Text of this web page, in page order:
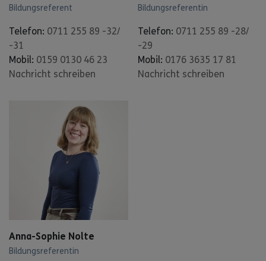
Bildungsreferent
Telefon: 0711 255 89 -32/
-31
Mobil: 0159 0130 46 23
Nachricht schreiben
Bildungsreferentin
Telefon: 0711 255 89 -28/
-29
Mobil: 0176 3635 17 81
Nachricht schreiben
Anna-Sophie Nolte
Bildungsreferentin